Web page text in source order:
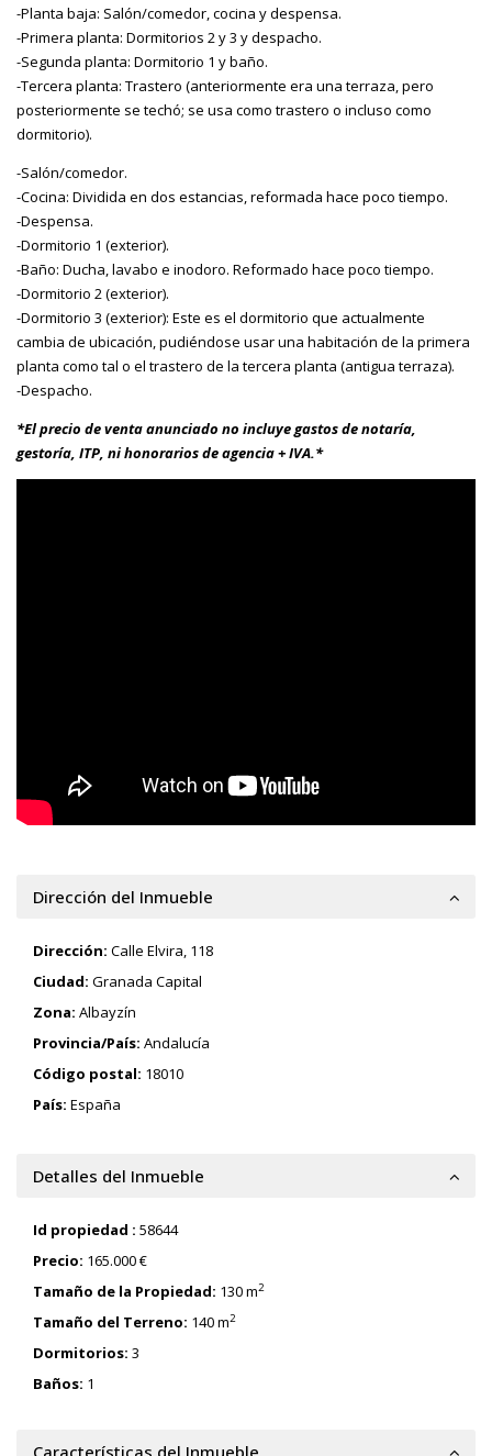
-Planta baja: Salón/comedor, cocina y despensa.
-Primera planta: Dormitorios 2 y 3 y despacho.
-Segunda planta: Dormitorio 1 y baño.
-Tercera planta: Trastero (anteriormente era una terraza, pero
posteriormente se techó; se usa como trastero o incluso como
dormitorio).
-Salón/comedor.
-Cocina: Dividida en dos estancias, reformada hace poco tiempo.
-Despensa.
-Dormitorio 1 (exterior).
-Baño: Ducha, lavabo e inodoro. Reformado hace poco tiempo.
-Dormitorio 2 (exterior).
-Dormitorio 3 (exterior): Este es el dormitorio que actualmente
cambia de ubicación, pudiéndose usar una habitación de la primera
planta como tal o el trastero de la tercera planta (antigua terraza).
-Despacho.
*El precio de venta anunciado no incluye gastos de notaría,
gestoría, ITP, ni honorarios de agencia + IVA.*
Dirección del Inmueble
Dirección: Calle Elvira, 118
Ciudad: Granada Capital
Zona: Albayzín
Provincia/País: Andalucía
Código postal: 18010
País: España
Detalles del Inmueble
Id propiedad : 58644
Precio: 165.000 €
Tamaño de la Propiedad: 130 m2
Tamaño del Terreno: 140 m2
Dormitorios: 3
Baños: 1
Características del Inmueble